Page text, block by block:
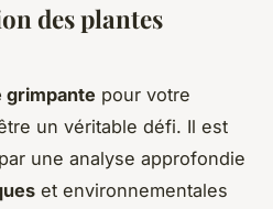
des plantes
grimpante pour votre
un véritable défi. Il est
une analyse approfondie
et environnementales